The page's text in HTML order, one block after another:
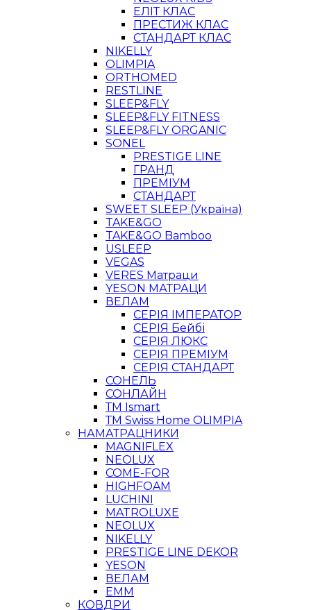
ЕЛІТ КЛАС
ПРЕСТИЖ КЛАС
СТАНДАРТ КЛАС
NIKELLY
OLIMPIA
ORTHOMED
RESTLINE
SLEEP&FLY
SLEEP&FLY FITNESS
SLEEP&FLY ORGANIC
SONEL
PRESTIGE LINE
ГРАНД
ПРЕМІУМ
СТАНДАРТ
SWEET SLEEP (Україна)
TAKE&GO
TAKE&GO Bamboo
USLEEP
VEGAS
VERES Матраци
YESON МАТРАЦИ
ВЕЛАМ
СЕРІЯ ІМПЕРАТОР
СЕРІЯ Бейбі
СЕРІЯ ЛЮКС
СЕРІЯ ПРЕМІУМ
СЕРІЯ СТАНДАРТ
СОНЕЛЬ
СОНЛАЙН
ТМ Ismart
ТМ Swiss Home OLIMPIA
НАМАТРАЦНИКИ
MAGNIFLEX
NEOLUX
COME-FOR
HIGHFOAM
LUCHINI
MATROLUXE
NEOLUX
NIKELLY
PRESTIGE LINE DEKOR
YESON
ВЕЛАМ
ЕММ
КОВДРИ